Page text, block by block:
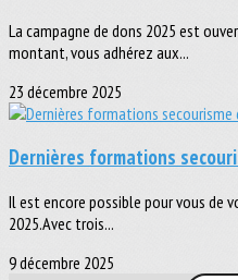
La campagne de dons 2025 est
montant, vous adhérez aux...
23 décembre 2025
Dernières formations
Il est encore possible pour vous de
2025.Avec trois...
9 décembre 2025